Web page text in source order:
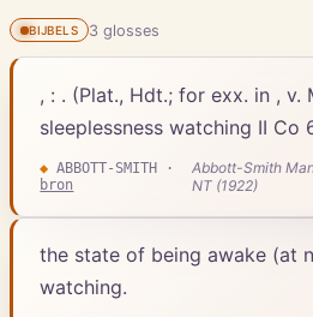
BIJBELS 3glosses
, : . (Plat., Hdt.; for exx. in , v.
sleeplessness watching II Co
◆ ABBOTT-SMITH ·
bron
Abbott-Smith
NT (1922)
the state of being awake (at
watching.